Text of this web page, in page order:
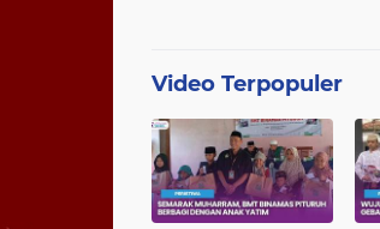
Video Terpopuler